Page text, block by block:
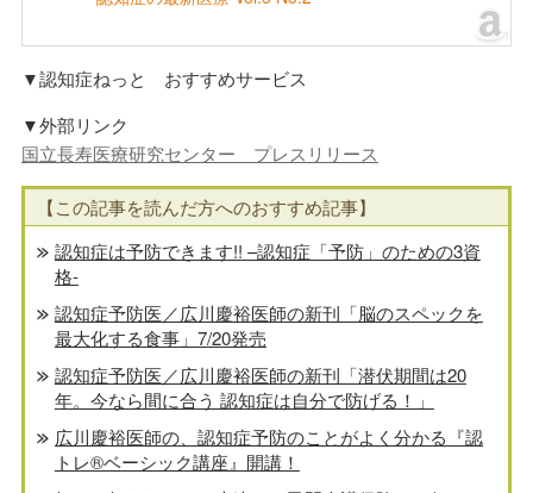
▼認知症ねっと おすすめサービス
▼外部リンク
国立長寿医療研究センター プレスリリース
【この記事を読んだ方へのおすすめ記事】
認知症は予防できます!! –認知症「予防」のための3資
格-
認知症予防医／広川慶裕医師の新刊「脳のスペックを
最大化する食事」7/20発売
認知症予防医／広川慶裕医師の新刊「潜伏期間は20
年。今なら間に合う 認知症は自分で防げる！」
広川慶裕医師の、認知症予防のことがよく分かる『認
トレ®️ベーシック講座』開講！